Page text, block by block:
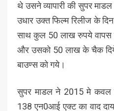
थे उसने व्यापारी की सुपर
उधार उक्त फिल्म रिलीज के
साथ कुल 50 लाख रुपये वापस
और उसको 50 लाख के चैक
बाउण्स को गये।
सुपर माडल ने 2015 मे कवल
138 एन0आई एक्ट का वाद